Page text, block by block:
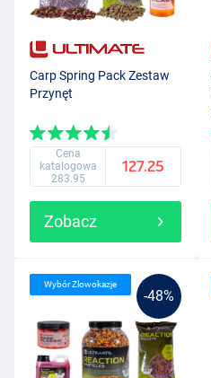
Carp Spring Pack Zestaw
Przynęt
Cena
katalogowa
283.95
127.25
Zobacz
-48%
Wybór Zlowokazje